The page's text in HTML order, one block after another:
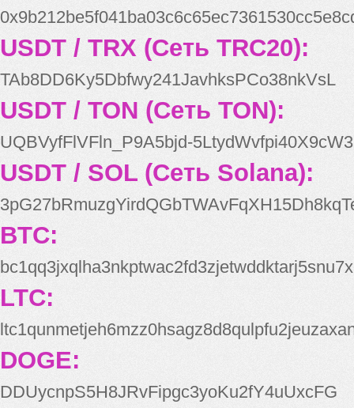
USDT / TRX (Сеть TRC20):
TAb8DD6Ky5Dbfwy241JavhksPCo38nkVsL
USDT / TON (Сеть TON):
UQBVyfFlVFln_P9A5bjd-
USDT / SOL (Сеть Solana):
BTC:
bc1qq3jxqlha3nkptwac2fd3zjetwddktarj5snu7x
LTC:
DOGE:
DDUycnpS5H8JRvFipgc3yoKu2fY4uUxcFG